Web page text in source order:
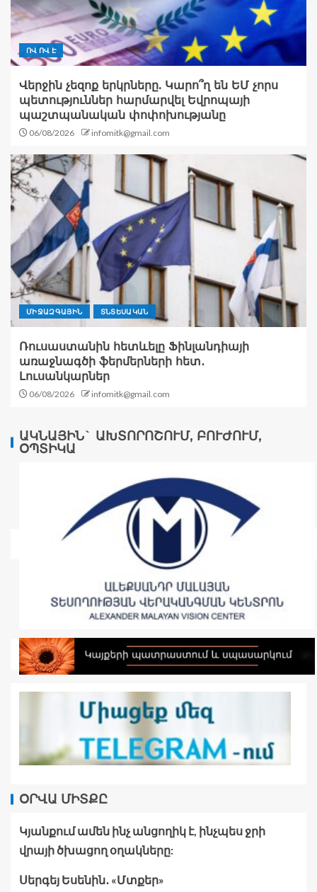
ՈՎ ՈՎ Է
Վերջին չեզոք երկրները. Կարո՞ղ են ԵՄ չորս
պետություններ հարմարվել Եվրոպայի
պաշտպանական փոփոխությանը
06/08/2026 infomitk@gmail.com
ՄԻՋԱԶԳԱՅԻՆ ՏՆՏԵՍԱԿԱՆ
Ռուսաստանին հետևելը Ֆինլանդիայի
առաջնագծի ֆերմերների հետ․
Լուսանկարներ
06/08/2026 infomitk@gmail.com
ԱԿՆԱՅԻՆ` ԱԽՏՈՐՈՇՈՒՄ, ԲՈՒԺՈՒՄ,
ՕՊՏԻԿԱ
ՕՐՎԱ ՄԻՏՔԸ
Կյանքում ամեն ինչ անցողիկ է, ինչպես ջրի
վրայի ծխացող օղակները:
Սերգեյ Եսենին․ «Մտքեր»